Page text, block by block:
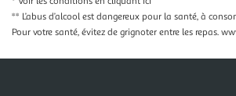
** L’abus d’alcool est dangereux pour la santé, à
Pour votre santé, évitez de grignoter entre les repas.